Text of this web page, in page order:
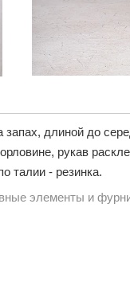
запах, длиной до
рукав
талии - резинка.
элементы и